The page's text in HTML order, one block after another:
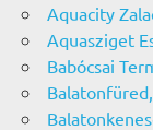
Aquacity
Aquasziget
Babócsai